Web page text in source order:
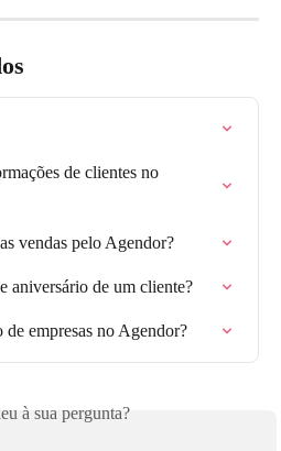
de clientes no
vendas pelo Agendor?
aniversário de um cliente?
empresas no Agendor?
à sua pergunta?